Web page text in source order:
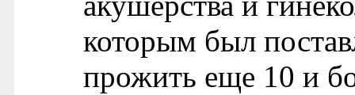
которым был
прожить еще 10 и